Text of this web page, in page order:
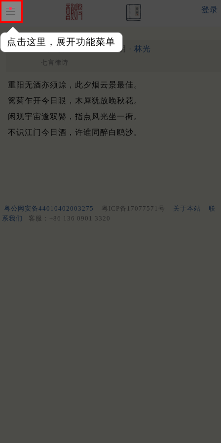
点击这里，展开功能菜单
登录
重九叠韵改犬子时表稿 明 · 林光
七言律诗
重阳无酒亦须赊，此夕烟云景最佳。
篱菊乍开今日眼，木犀犹放晚秋花。
闲观宇宙逢双鬓，指点风光坐一衙。
不识江门今日酒，许谁同醉白鸥沙。
粤公网安备44010402003275 粤ICP备17077571号 关于本站
联
系我们
客服：+86 136 0901 3320